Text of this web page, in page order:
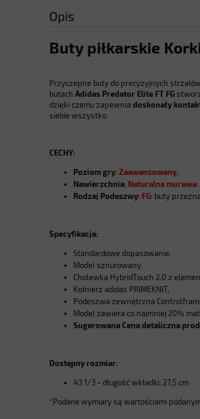
Opis
Buty piłkarskie
Przyczepne buty do precyzyjnych
butach Adidas Predator Elite FT FG
dzięki czemu zapewnia doskonały
siebie wszystko.
CECHY:
Poziom gry: Zaawansowany,
Nawierzchnia: Naturalna murawa
Rodzaj Podeszwy: FG: buty
Specyfikacja:
Standardowe dopasowanie,
Model sznurowany,
Cholewka HybridTouch 2.0 z
Kołnierz adidas PRIMEKNIT,
Podeszwa zewnętrzna
Model zawiera co najmniej 20%
Sugerowana Cena detaliczna
Dostępny rozmiar:
43 1/3 - długość wkładki: 27,5 cm
*Podane wymiary są wartościami